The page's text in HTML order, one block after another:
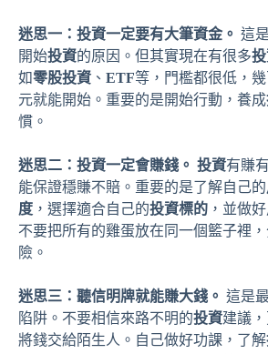
迷思一：投資一定要有大筆資金。 這
開始投資的原因。但其實現在有很多
如零股投資 、 ETF等，門檻都很低，
元就能開始。重要的是開始行動，養成
慣。
迷思二：投資一定會賺錢。 投資有賺
能保證穩賺不賠。重要的是了解自己的
度 ，選擇適合自己的投資標的 ，並做
不要把所有的雞蛋放在同一個籃子裡
險。
迷思三：聽信明牌就能賺大錢。 這是
陷阱。不要相信來路不明的投資建議
將錢交給陌生人。自己做好功課，了解